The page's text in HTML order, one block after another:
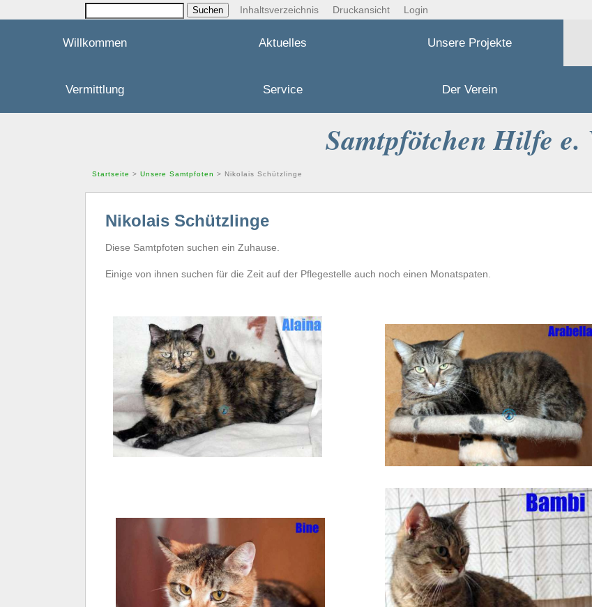
Inhaltsverzeichnis Druckansicht Login
Willkommen Aktuelles Unsere Projekte
Vermittlung Service Der Verein
Samtpfötchen Hilfe e.
Startseite > Unsere Samtpfoten > Nikolais Schützlinge
Nikolais Schützlinge
Diese Samtpfoten suchen ein Zuhause.
Einige von ihnen suchen für die Zeit auf der Pflegestelle auch noch einen Monatspaten.